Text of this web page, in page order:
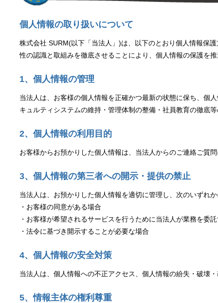
個人情報の取り扱いについて
株式会社 SURM(以下「当法人」)は、以下のとおり個人情報保
性の認識と取組みを徹底させることにより、個人情報の保護を
1、個人情報の管理
当法人は、お客様の個人情報を正確かつ最新の状態に保ち、個
キュルティシステムの維持・管理体制の整備・社員教育の徹底
2、個人情報の利用目的
お客様からお預かりした個人情報は、当法人からのご連絡ご質
3、個人情報の第三者への開示・提供の禁止
当法人は、お預かりした個人情報を適切に管理し、次のいずれ
・お客様の同意がある場合
・お客様が希望されるサービスを行うために当法人が業務を委
・法令に基づき開示することが必要な場合
4、個人情報の安全対策
当法人は、個人情報への不正アクセス、個人情報の紛失・破壊
5、情報主体の権利尊重